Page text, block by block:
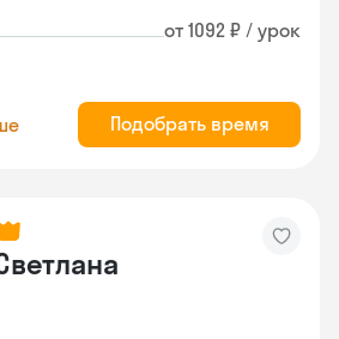
от 1092 ₽ / урок
Подобрать время